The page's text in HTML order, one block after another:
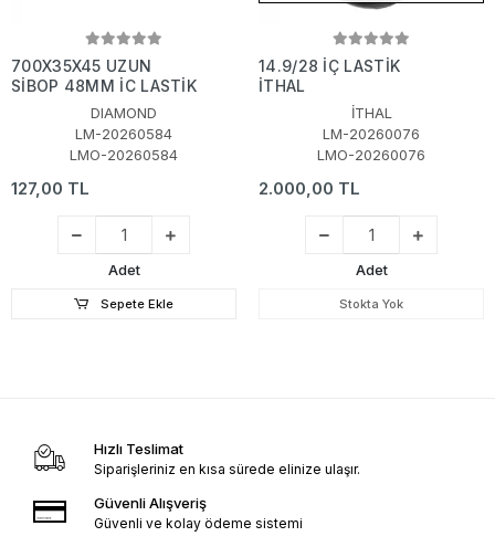
700X35X45 UZUN
SİBOP 48MM İÇ LASTİK
DIAMOND
LM-20260584
LMO-20260584
127,00 TL
Adet
Sepete Ekle
14.9/28 İÇ LASTİK
İTHAL
İTHAL
LM-20260076
LMO-20260076
2.000,00 TL
Adet
Stokta Yok
Hızlı Teslimat
Siparişleriniz en kısa sürede elinize ulaşır.
Güvenli Alışveriş
Güvenli ve kolay ödeme sistemi